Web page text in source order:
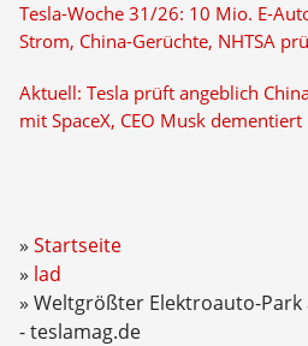
Tesla-Woche 31/26: 10 Mio. E-
Strom, China-Gerüchte, NHTSA
Aktuell: Tesla prüft angeblich
mit SpaceX, CEO Musk dementiert
Startseite
lad
Weltgrößter Elektroauto-
- teslamag.de